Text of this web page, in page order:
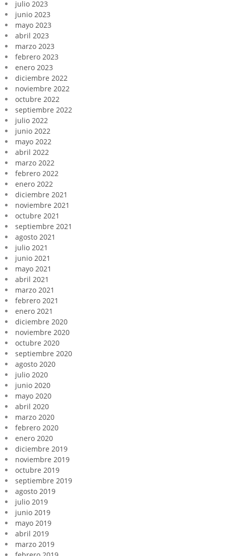
julio 2023
junio 2023
mayo 2023
abril 2023
marzo 2023
febrero 2023
enero 2023
diciembre 2022
noviembre 2022
octubre 2022
septiembre 2022
julio 2022
junio 2022
mayo 2022
abril 2022
marzo 2022
febrero 2022
enero 2022
diciembre 2021
noviembre 2021
octubre 2021
septiembre 2021
agosto 2021
julio 2021
junio 2021
mayo 2021
abril 2021
marzo 2021
febrero 2021
enero 2021
diciembre 2020
noviembre 2020
octubre 2020
septiembre 2020
agosto 2020
julio 2020
junio 2020
mayo 2020
abril 2020
marzo 2020
febrero 2020
enero 2020
diciembre 2019
noviembre 2019
octubre 2019
septiembre 2019
agosto 2019
julio 2019
junio 2019
mayo 2019
abril 2019
marzo 2019